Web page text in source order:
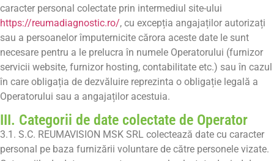
caracter personal colectate prin intermediul site-ului
https://reumadiagnostic.ro/, cu excepția angajaților autorizați
sau a persoanelor împuternicite cărora aceste date le sunt
necesare pentru a le prelucra în numele Operatorului (furnizor
servicii website, furnizor hosting, contabilitate etc.) sau în cazul
în care obligația de dezvăluire reprezinta o obligație legală a
Operatorului sau a angajaților acestuia.
III. Categorii de date colectate de Operator
3.1. S.C. REUMAVISION MSK SRL colectează date cu caracter
personal pe baza furnizării voluntare de către personele vizate.